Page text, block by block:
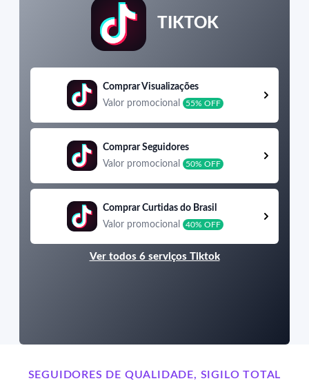
TIKTOK
Comprar Visualizações
Valor promocional
55% OFF
Comprar Seguidores
Valor promocional
50% OFF
Comprar Curtidas do Brasil
Valor promocional
40% OFF
Ver todos 6 serviços Tiktok
SEGUIDORES DE QUALIDADE, SIGILO TOTAL